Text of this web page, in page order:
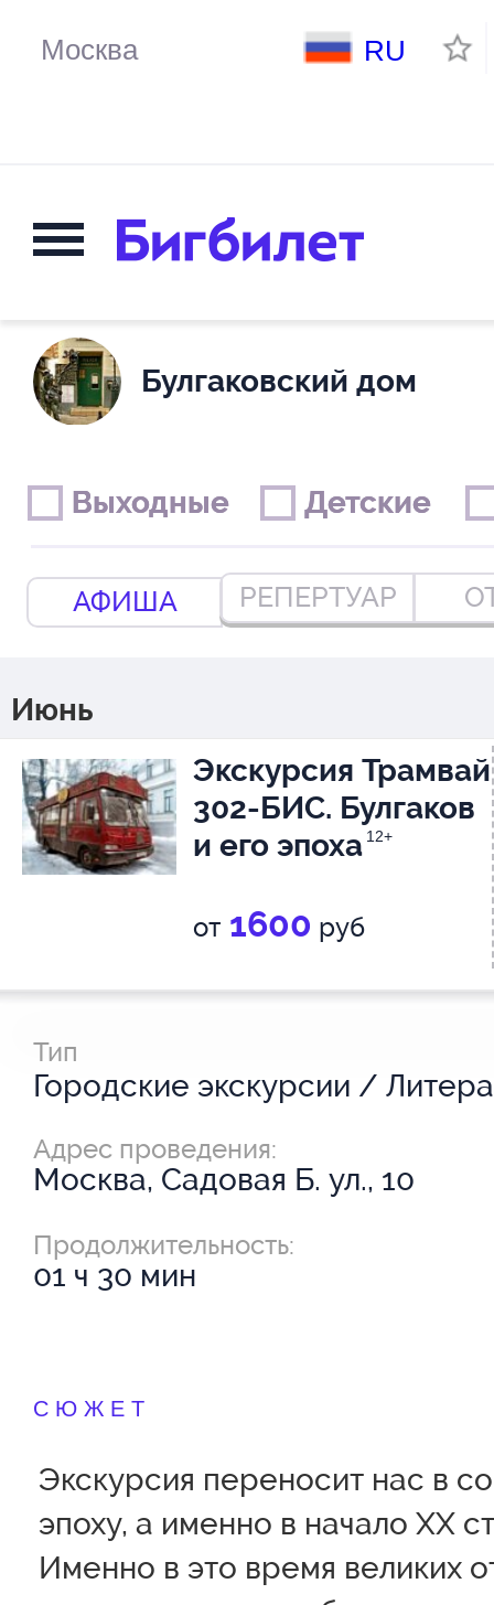
RU
Булгаковский дом
АФИША РЕПЕРТУАР
Выходные
Выходные Детские
Детские
Июнь
Экскурсия Трамвай
302-БИС. Булгаков
и его эпоха 12+
от 1600 руб
Тип
Адрес проведения:
Москва, Садовая Б. ул., 10
Продолжительность:
01 ч 30 мин
СЮЖЕТ
Экскурсия переносит нас в
эпоху, а именно в начало XX
Именно в это время великих